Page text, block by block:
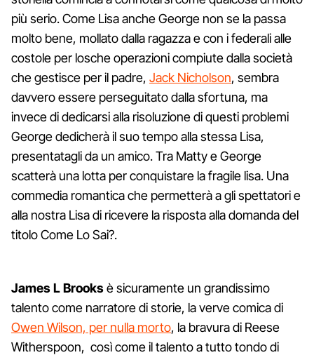
più serio. Come Lisa anche George non se la passa
molto bene, mollato dalla ragazza e con i federali alle
costole per losche operazioni compiute dalla società
che gestisce per il padre, Jack Nicholson, sembra
davvero essere perseguitato dalla sfortuna, ma
invece di dedicarsi alla risoluzione di questi problemi
George dedicherà il suo tempo alla stessa Lisa,
presentatagli da un amico. Tra Matty e George
scatterà una lotta per conquistare la fragile lisa. Una
commedia romantica che permetterà a gli spettatori e
alla nostra Lisa di ricevere la risposta alla domanda del
titolo Come Lo Sai?.
James L Brooksè sicuramente un grandissimo
talento come narratore di storie, la verve comica di
Owen Wilson, per nulla morto, la bravura di Reese
Witherspoon, così come il talento a tutto tondo di